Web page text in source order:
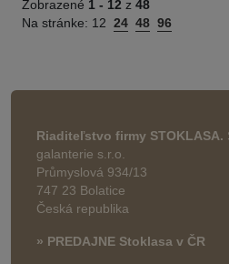
Zobrazené 1 - 12 z 48
Na stránke: 12 24 48 96
Riaditeľstvo firmy STOKLASA.
galanterie s.r.o.
Průmyslová 934/13
747 23 Bolatice
Česká republika
» PREDAJNE Stoklasa v ČR